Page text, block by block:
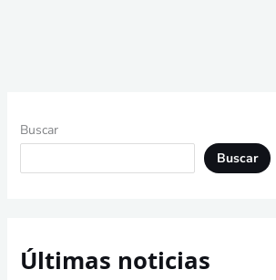
Buscar
Buscar
Últimas noticias